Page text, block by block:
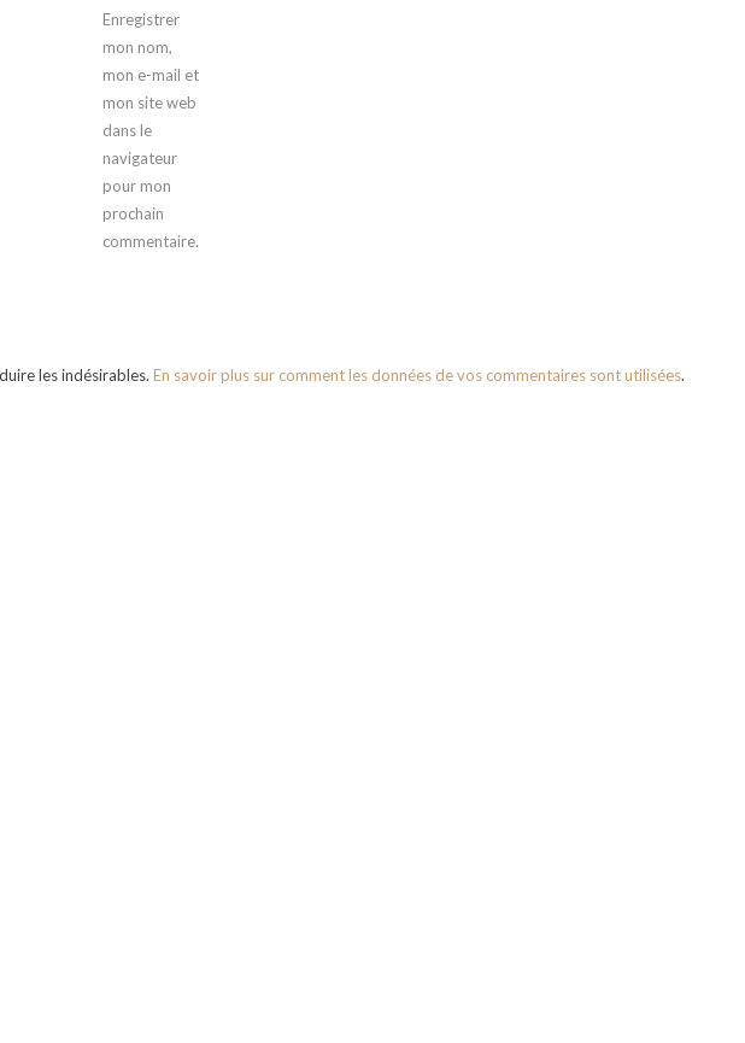
Enregistrer
mon nom,
mon e-mail et
mon site web
dans le
navigateur
pour mon
prochain
commentaire.
les indésirables. En savoir plus sur comment les données de vos commentaires sont utilisées.